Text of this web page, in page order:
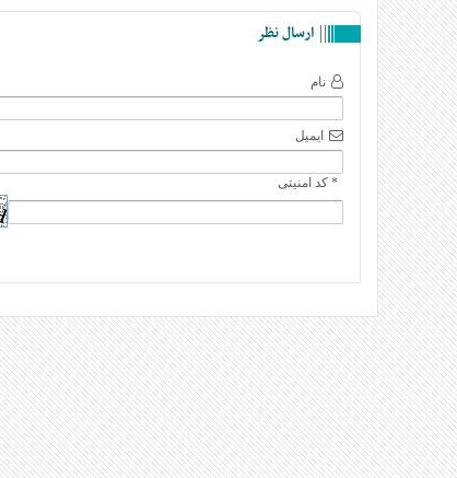
ارسال نظر
نام
ایمیل
* کد امنیتی